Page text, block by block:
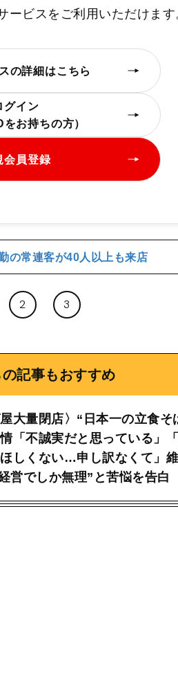
れじゃ面白くないなと思って
でやりたいなって。鶏の出
ビスをご利用いただけます
の詳細はこちら
グイン
をお持ちの方）
会員登録
の常連客が40人以上も来店
2 3
記事もおすすめ
大量閉店〉“日本一の立食そ
「不誠実だと思っている」
しくない…申し訳なくて」
営でしか無理”と苦悩を告白